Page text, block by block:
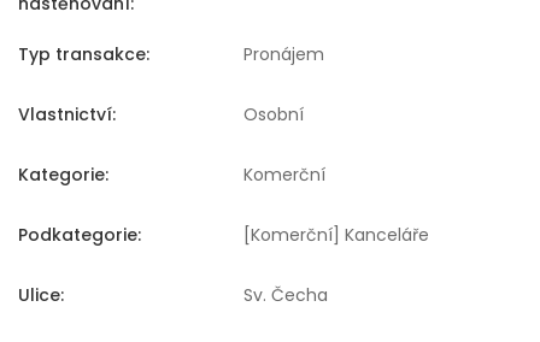
Typ transakce: Pronájem
Vlastnictví: Osobní
Kategorie: Komerční
Podkategorie: [Komerční] Kanceláře
Ulice: Sv. Čecha